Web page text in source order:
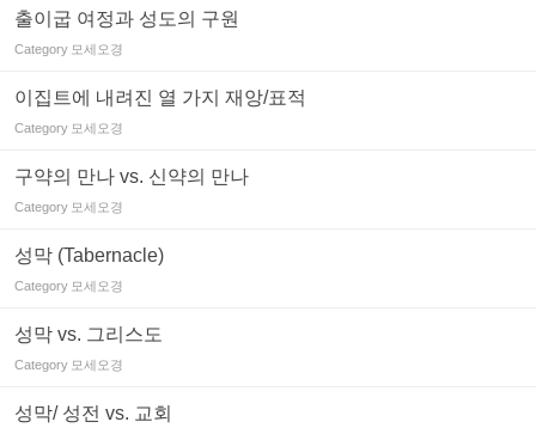
출이굽 여정과 성도의 구원
Category 모세오경
이집트에 내려진 열 가지 재앙/표적
Category 모세오경
구약의 만나 vs. 신약의 만나
Category 모세오경
성막 (Tabernacle)
Category 모세오경
성막 vs. 그리스도
Category 모세오경
성막/ 성전 vs. 교회